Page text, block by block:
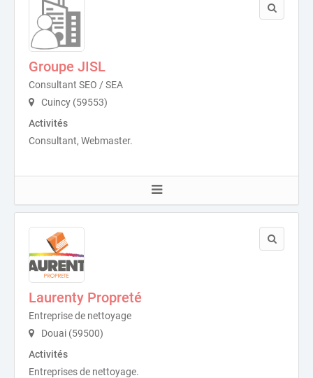
Groupe JISL
Consultant SEO / SEA
Cuincy (59553)
Activités
Consultant, Webmaster.
Laurenty Propreté
Entreprise de nettoyage
Douai (59500)
Activités
Entreprises de nettoyage.